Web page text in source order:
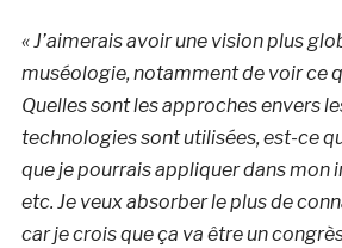
« J’aimerais avoir une vision plus
muséologie, notamment de voir ce
Quelles sont les approches envers
technologies sont utilisées, est-ce
que je pourrais appliquer dans mon
etc. Je veux absorber le plus de
car je crois que ça va être un